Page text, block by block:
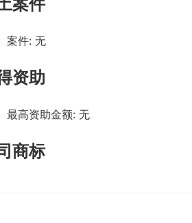
案件: 无
资助
最高资助金额: 无
商标